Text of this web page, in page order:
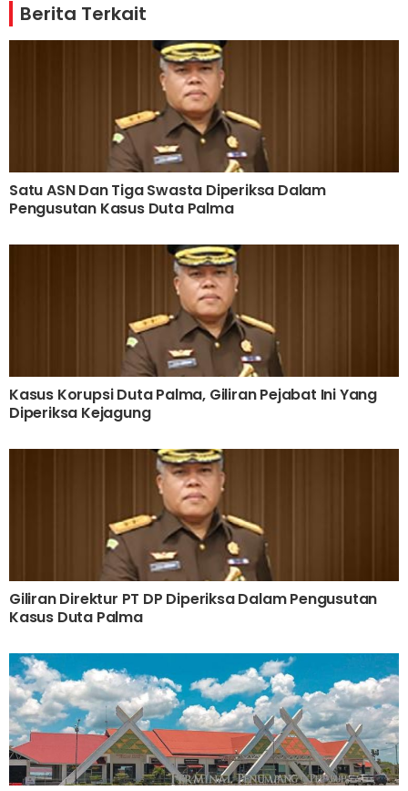
Berita Terkait
Satu ASN Dan Tiga Swasta Diperiksa Dalam
Pengusutan Kasus Duta Palma
Kasus Korupsi Duta Palma, Giliran Pejabat Ini Yang
Diperiksa Kejagung
Giliran Direktur PT DP Diperiksa Dalam Pengusutan
Kasus Duta Palma